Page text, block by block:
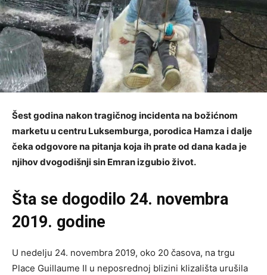
Šest godina nakon tragičnog incidenta na božićnom
marketu u centru Luksemburga, porodica Hamza i dalje
čeka odgovore na pitanja koja ih prate od dana kada je
njihov dvogodišnji sin Emran izgubio život.
Šta se dogodilo 24. novembra
2019. godine
U nedelju 24. novembra 2019, oko 20 časova, na trgu
Place Guillaume II u neposrednoj blizini klizališta urušila